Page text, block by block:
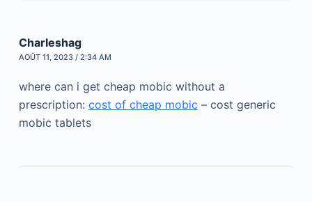
Charleshag
AOÛT 11, 2023 / 2:34 AM
where can i get cheap mobic without a
prescription: cost of cheap mobic – cost generic
mobic tablets